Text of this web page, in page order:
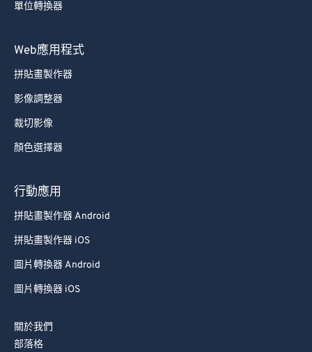
單位轉換器
Web應用程式
拼貼畫製作器
影像調整器
裁切影像
顏色選擇器
行動應用
拼貼畫製作器 Android
拼貼畫製作器 iOS
圖片轉換器 Android
圖片轉換器 iOS
關於我們
部落格